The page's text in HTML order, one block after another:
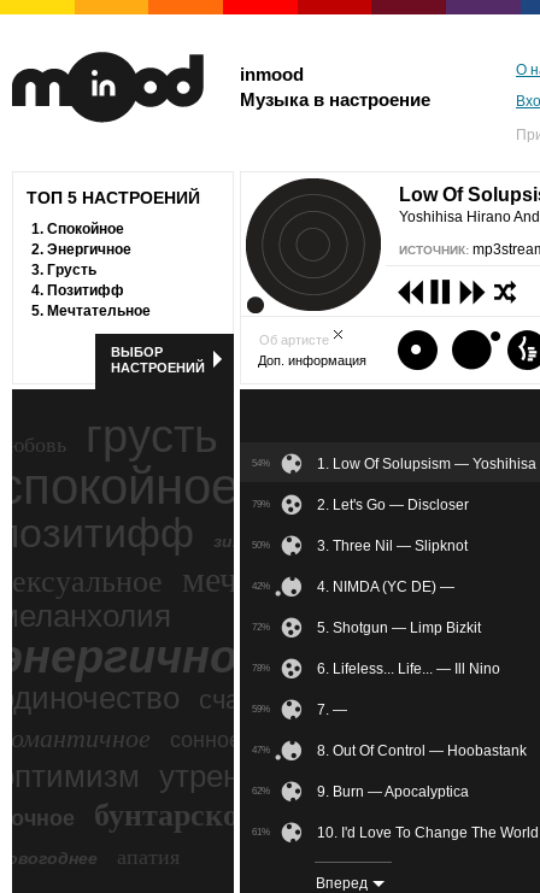
inmood
Музыка в настроение
О
ТОП 5 НАСТРОЕНИЙ
1. Спокойное
2. Энергичное
3. Грусть
4. Позитифф
5. Мечтательное
ВЫБОР
НАСТРОЕНИЙ
грусть
ностальгия
зимний экстрим
мечтательное
счастье
сонное
утреннее злость
бунтарское
беспокойное
апатия
Low Of
Yoshihisa Hirano
ИСТОЧНИК:
Об артисте
Доп. информация
54% 1. Low Of Solupsism —
79% 2. Let's Go — Discloser
50% 3. Three Nil — Slipknot
42% 4. NIMDA (YC DE) —
72% 5. Shotgun — Limp Bizkit
78% 6. Lifeless... Life... — Ill Nino
59% 7. —
47% 8. Out Of Control — Hoobastank
62% 9. Burn — Apocalyptica
61% 10. I'd Love To Change The
11. A Cold Day In Hell: Anthems
Вперед